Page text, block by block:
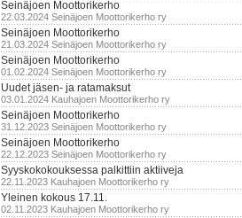
Seinäjoen Moottorikerho
22.03.2024 Seinäjoen Moottorikerho ry
Seinäjoen Moottorikerho
21.03.2024 Seinäjoen Moottorikerho ry
Seinäjoen Moottorikerho
01.02.2024 Seinäjoen Moottorikerho ry
Uudet jäsen- ja ratamaksut
03.01.2024 Kauhajoen Moottorikerho ry
Seinäjoen Moottorikerho
31.12.2023 Seinäjoen Moottorikerho ry
Seinäjoen Moottorikerho
22.12.2023 Seinäjoen Moottorikerho ry
Syyskokokouksessa palkittiin aktiiveja
22.11.2023 Kauhajoen Moottorikerho ry
Yleinen kokous 17.11.
02.11.2023 Kauhajoen Moottorikerho ry